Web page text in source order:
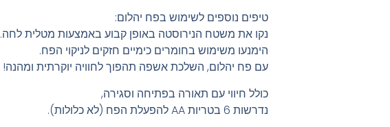
טיפים נוספים לשימוש בפח יהלום:
נקו את משטח הנירוסטה באופן קבוע באמצעות מטלית לחה.
הימנעו משימוש בחומרים כימיים חזקים לניקוי הפח.
עם פח יהלום, השלכת אשפה תהפוך לחוויה יוקרתית ומהנה!
כולל חיווי עם תאורה בפתיחה וסגירה,
נדרשות 6 בטריות AA להפעלת הפח (לא כלולות).